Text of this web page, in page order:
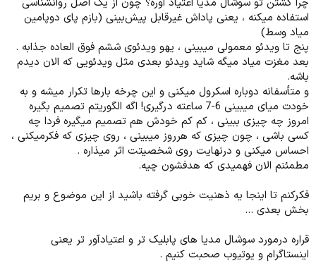
استفاده میکنه ، یعنی پاداش غیرقابل پیش‌بینی (بازم پای دوپامین
میاد وسط)
پنج تا ویدئو معمولی میبینی ، یهو ویدئوی ششم فوق العاده جذابه .
بعد مغزت میاد میگه شاید ویدئو بعدی مثل ویدئویی که الان دیدم
باشه.
و متأسفانه دوباره اسکرول میکنی و این چرخه بارها تکرار میشه و به
خودت میای میبینی 6-7 ساعته درگیری! اگه الگوریتم تصمیم بگیره
امروز چه چیزی ببینی ، کم کم خودش هم تصمیم میگیره فردا چه
کسی باشی ، چون چیزی که هرروز میبینی ، روی چیزی که فکرمیکنی ،
احساس میکنی و درنهایت روی شخصیتت اثر میذاره .
مطمئنم الان فهمیدی که هدفشون چیه.
فکرکنم تا اینجا یه ذهنیت خوبی گرفته باشید از این موضوع و بریم
بخش بعدی ...
قراره درمورد سوشال مدیا های پابلیک تر و اعتیادآور تر یعنی
اینستاگرام و یوتیوب صحبت کنیم .